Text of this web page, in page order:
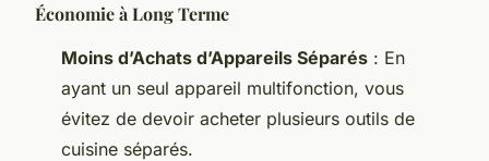
Économie à Long Terme
Moins d’Achats d’Appareils Séparés : En
ayant un seul appareil multifonction, vous
évitez de devoir acheter plusieurs outils de
cuisine séparés.